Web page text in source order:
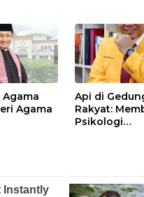
Agama
Agama
Api di
Rakyat:
Psikologi